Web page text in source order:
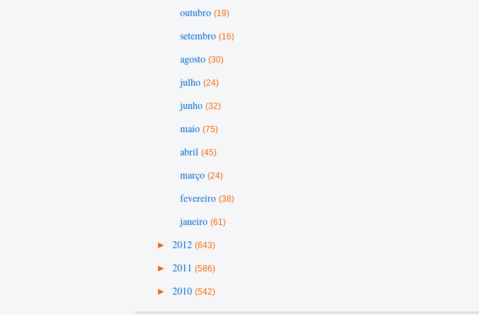
outubro (19)
setembro (16)
agosto (30)
julho (24)
junho (32)
maio (75)
abril (45)
março (24)
fevereiro (38)
janeiro (61)
► 2012 (643)
► 2011 (586)
► 2010 (542)